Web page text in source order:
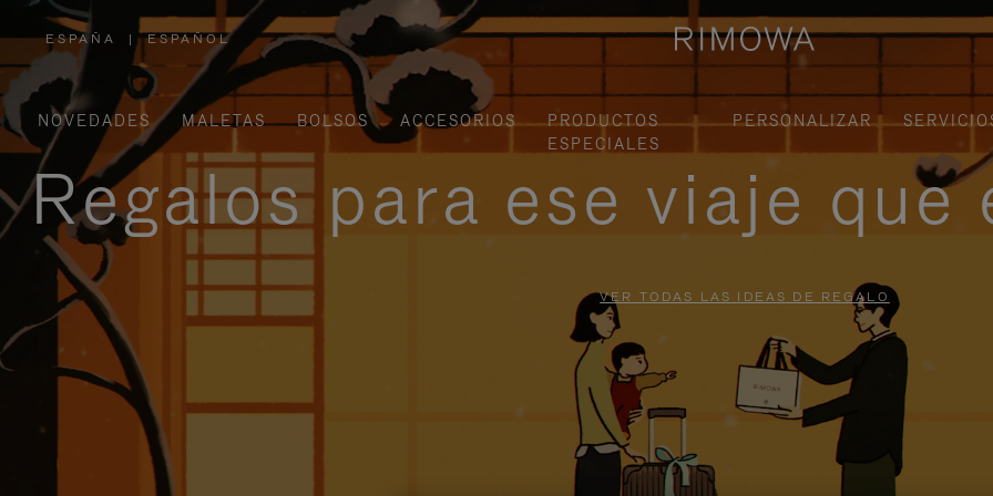
ESPAÑA
,
ELIGE
UBICACIÓN
| ESPAÑOL
NOVEDADES MALETAS BOLSOS ACCESORIOS
PRODUCTOS
ESPECIALES
PERSONALIZAR
Regalos para ese viaje
VER TODAS LAS IDEAS DE REGALO